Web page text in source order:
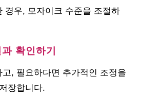
경우, 모자이크 수준을 조절하
확인하기
, 필요하다면 추가적인 조정을
장합니다.